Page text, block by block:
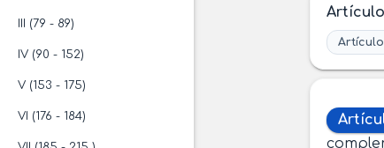
III (79 - 89)
IV (90 - 152)
V (153 - 175)
VI (176 - 184)